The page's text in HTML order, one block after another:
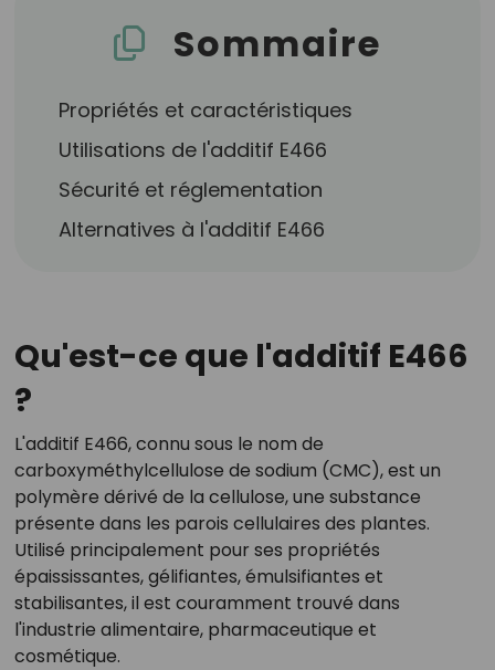
Sommaire
Propriétés et caractéristiques
Utilisations de l'additif E466
Sécurité et réglementation
Alternatives à l'additif E466
Qu'est-ce que l'additif E466
?
L'additif E466, connu sous le nom de
carboxyméthylcellulose de sodium (CMC), est un
polymère dérivé de la cellulose, une substance
présente dans les parois cellulaires des plantes.
Utilisé principalement pour ses propriétés
épaississantes, gélifiantes, émulsifiantes et
stabilisantes, il est couramment trouvé dans
l'industrie alimentaire, pharmaceutique et
cosmétique.